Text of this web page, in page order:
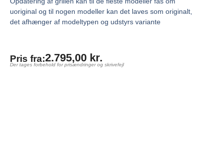
uoriginal og til nogen modeller kan det laves som originalt,
det afhænger af modeltypen og udstyrs variante
Pris fra:2.795,00 kr.
Der tages forbehold for prisændringer og skrivefejl